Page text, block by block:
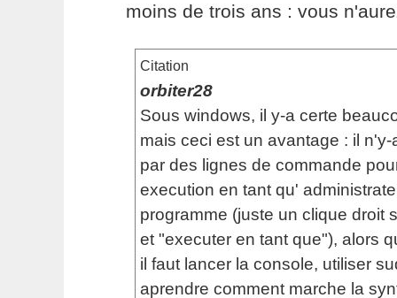
moins de trois ans : vous
Citation
orbiter28
Sous windows, il y-a certe
mais ceci est un avantage : il
par des lignes de commande
execution en tant qu'
programme (juste un clique droit
et "executer en tant que"), alors
il faut lancer la console, utiliser
aprendre comment marche la